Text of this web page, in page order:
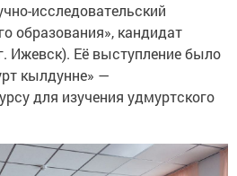
исследовательский
образования», кандидат
Ижевск). Её выступление было
кылдунне» —
для изучения удмуртского